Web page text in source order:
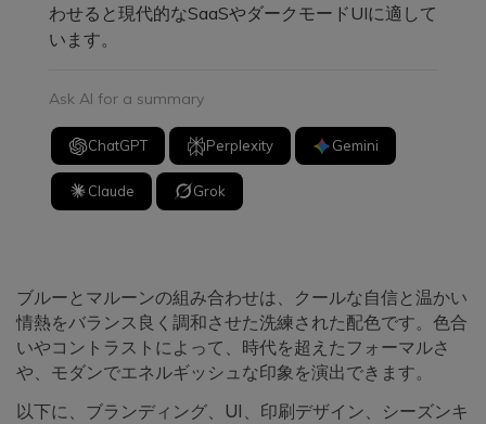
わせると現代的なSaaSやダークモードUIに適して
います。
Ask AI for a summary
ChatGPT Perplexity Gemini
Claude Grok
ブルーとマルーンの組み合わせは、クールな自信と温かい
情熱をバランス良く調和させた洗練された配色です。色合
いやコントラストによって、時代を超えたフォーマルさ
や、モダンでエネルギッシュな印象を演出できます。
以下に、ブランディング、UI、印刷デザイン、シーズンキ